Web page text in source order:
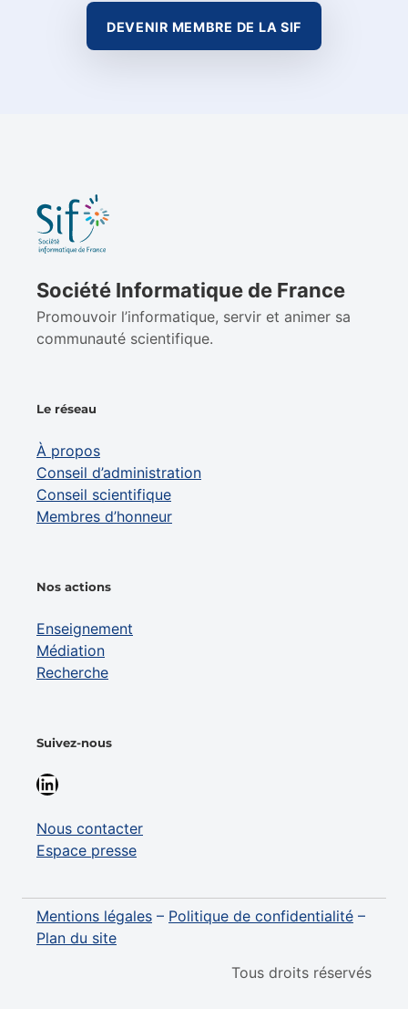
DEVENIR MEMBRE DE LA SIF
Société Informatique de France
Promouvoir l’informatique, servir et animer sa
communauté scientifique.
Le réseau
À propos
Conseil d’administration
Conseil scientifique
Membres d’honneur
Nos actions
Enseignement
Médiation
Recherche
Suivez-nous
LinkedIn
Nous contacter
Espace presse
Mentions légales – Politique de confidentialité –
Plan du site
Tous droits réservés